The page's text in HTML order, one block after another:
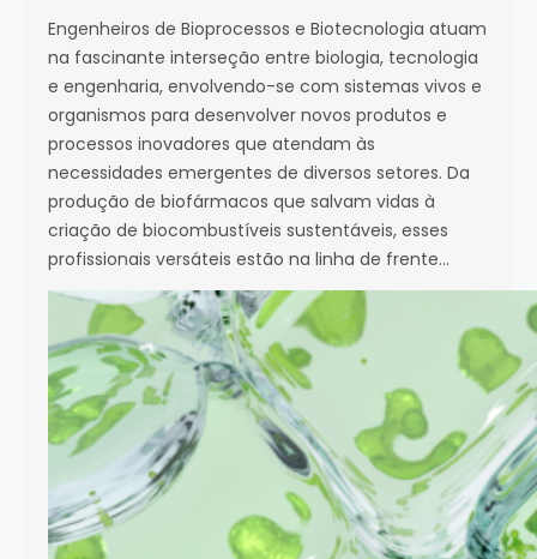
Engenheiros de Bioprocessos e Biotecnologia atuam
na fascinante interseção entre biologia, tecnologia
e engenharia, envolvendo-se com sistemas vivos e
organismos para desenvolver novos produtos e
processos inovadores que atendam às
necessidades emergentes de diversos setores. Da
produção de biofármacos que salvam vidas à
criação de biocombustíveis sustentáveis, esses
profissionais versáteis estão na linha de frente…